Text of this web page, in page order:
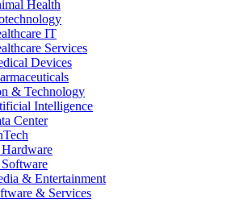
Health
IT
Services
Devices
& Technology
Intelligence
Center
& Entertainment
& Services